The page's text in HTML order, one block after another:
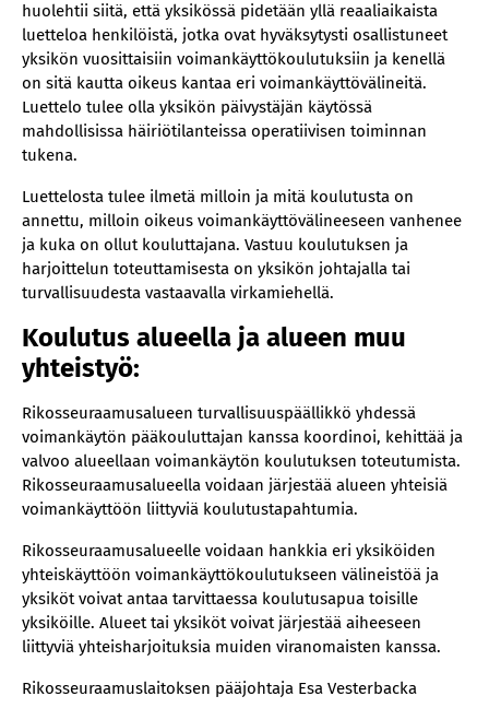
huolehtii siitä, että yksikössä pidetään yllä reaaliaikaista
luetteloa henkilöistä, jotka ovat hyväksytysti osallistuneet
yksikön vuosittaisiin voimankäyttökoulutuksiin ja kenellä
on sitä kautta oikeus kantaa eri voimankäyttövälineitä.
Luettelo tulee olla yksikön päivystäjän käytössä
mahdollisissa häiriötilanteissa operatiivisen toiminnan
tukena.
Luettelosta tulee ilmetä milloin ja mitä koulutusta on
annettu, milloin oikeus voimankäyttövälineeseen vanhenee
ja kuka on ollut kouluttajana. Vastuu koulutuksen ja
harjoittelun toteuttamisesta on yksikön johtajalla tai
turvallisuudesta vastaavalla virkamiehellä.
Koulutus alueella ja alueen muu
yhteistyö:
Rikosseuraamusalueen turvallisuuspäällikkö yhdessä
voimankäytön pääkouluttajan kanssa koordinoi, kehittää ja
valvoo alueellaan voimankäytön koulutuksen toteutumista.
Rikosseuraamusalueella voidaan järjestää alueen yhteisiä
voimankäyttöön liittyviä koulutustapahtumia.
Rikosseuraamusalueelle voidaan hankkia eri yksiköiden
yhteiskäyttöön voimankäyttökoulutukseen välineistöä ja
yksiköt voivat antaa tarvittaessa koulutusapua toisille
yksiköille. Alueet tai yksiköt voivat järjestää aiheeseen
liittyviä yhteisharjoituksia muiden viranomaisten kanssa.
Rikosseuraamuslaitoksen pääjohtaja Esa Vesterbacka